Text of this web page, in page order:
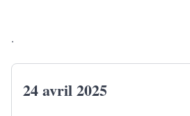
.
24 avril 2025